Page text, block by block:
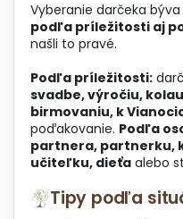
Vyberanie darčeka
podľa príležitosti aj
našli to pravé.
Podľa príležitosti:
svadbe, výročiu,
birmovaniu, k
poďakovanie. Podľa
partnera, partnerku,
učiteľku, dieťa alebo
Tipy podľa